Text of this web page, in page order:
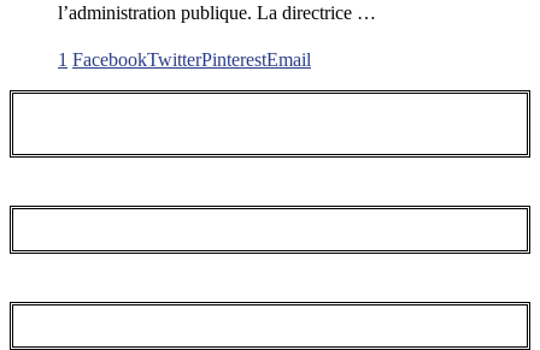
l’administration publique. La directrice …
1 FacebookTwitterPinterestEmail